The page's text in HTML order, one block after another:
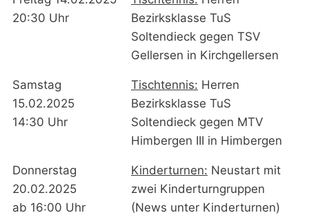
20:30 Uhr
Bezirksklasse TuS
Soltendieck gegen TSV
Gellersen in Kirchgellersen
Samstag
15.02.2025
14:30 Uhr
Tischtennis: Herren
Bezirksklasse TuS
Soltendieck gegen MTV
Himbergen III in Himbergen
Donnerstag
20.02.2025
ab 16:00 Uhr
Kinderturnen: Neustart mit
zwei Kinderturngruppen
(News unter Kinderturnen)